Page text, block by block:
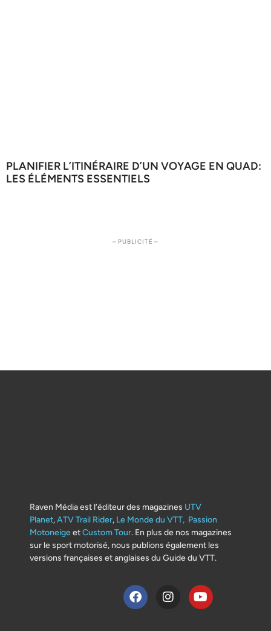
PLANIFIER L’ITINÉRAIRE D’UN VOYAGE EN QUAD:
LES ÉLÉMENTS ESSENTIELS
– PUBLICITÉ –
Raven Média est l’éditeur des magazines UTV
Planet,ATV Trail Rider, Le Monde du VTT, Passion
MotoneigeetCustom Tour. En plus de nos magazines
sur le sport motorisé, nous publions également les
versions françaises et anglaises du Guide du VTT.